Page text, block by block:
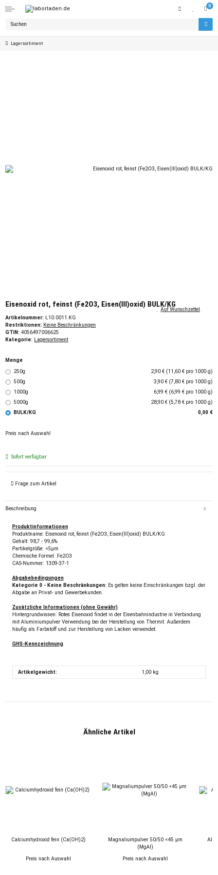
0
Lagersortiment
Eisenoxid rot, feinst (Fe2O3, Eisen(III)oxid) BULK/KG
Artikelnummer: L10.0011.KG
Restriktionen: Keine Beschränkungen
GTIN: 4056497006625
Kategorie: Lagersortiment
Menge
250g
2,90 € (11,60 € pro 1000 g)
500g
3,90 € (7,80 € pro 1000 g)
1000g
6,99 € (6,99 € pro 1000 g)
5000g
28,90 € (5,78 € pro 1000 g)
BULK/KG
0,00 €
Preis nach Auswahl
Sofort verfügbar
Frage zum Artikel
Auf Wunschzettel
Beschreibung
Produktinformationen
Produktname: Eisenoxid rot, feinst (Fe2O3, Eisen(III)oxid) BULK/KG
Gehalt: 98,7 - 99,6%
Partikelgröße: <5µm
Chemische Formel: Fe2O3
CAS-Nummer: 1309-37-1
Abgabebedingungen
Kategorie 0 - Keine Beschränkungen: Es gelten keine Einschränkungen bzgl. der
Abgabe an Privat- und Gewerbekunden.
Zusätzliche Informationen (ohne Gewähr)
Hintergrundwissen: Rotes Eisenoxid findet in der Eisenbahnindustrie in Verbindung
mit Aluminiumpulver Verwendung bei der Herstellung von Thermit. Außerdem
häufig als Farbstoff und zur Herstellung von Lacken verwendet.
GHS-Kennzeichnung
Artikelgewicht: 1,00 kg
Ähnliche Artikel
Calciumhydroxid fein (Ca(OH)2)
Preis nach Auswahl
Magnaliumpulver 50/50 <45 µm
(MgAl)
Preis nach Auswahl